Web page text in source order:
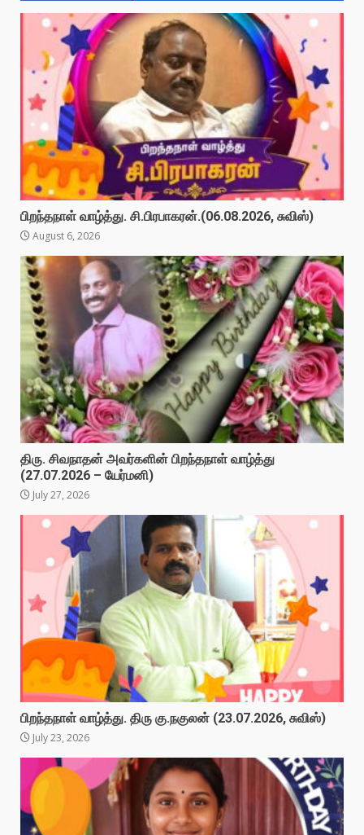
பிறந்தநாள் வாழ்த்து. சி.பிரபாகரன்.(06.08.2026, சுவிஸ்)
August 6, 2026
திரு. சிவநாதன் அவர்களின் பிறந்தநாள் வாழ்த்து
(27.07.2026 – யேர்மனி)
July 27, 2026
பிறந்தநாள் வாழ்த்து. திரு கு.நகுலன் (23.07.2026, சுவிஸ்)
July 23, 2026